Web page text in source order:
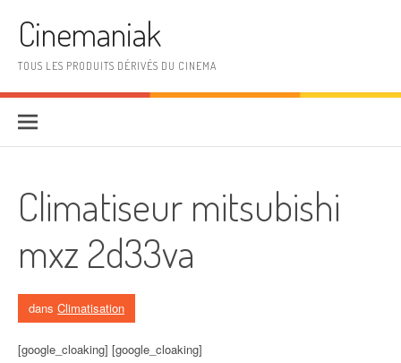
Cinemaniak
TOUS LES PRODUITS DÉRIVÉS DU CINEMA
Climatiseur mitsubishi
mxz 2d33va
dans Climatisation
[google_cloaking] [google_cloaking]